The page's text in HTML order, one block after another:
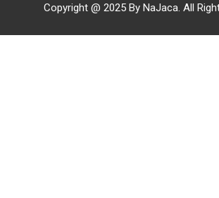
Copyright @ 2025 By NaJaca. All